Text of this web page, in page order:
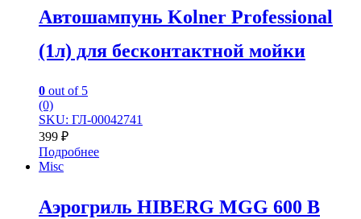
Автошампунь Kolner Professional
(1л) для бесконтактной мойки
0 out of 5
(0)
SKU: ГЛ-00042741
399 ₽
Подробнее
Misc
Аэрогриль HIBERG MGG 600 B